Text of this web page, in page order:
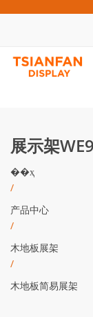
展示架
��ҳ
/
产品中心
/
木地板展架
/
木地板简易展架